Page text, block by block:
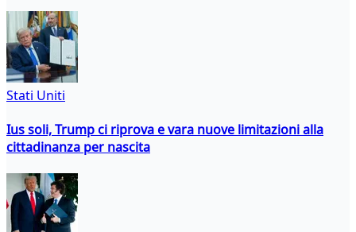
Stati Uniti
Ius soli, Trump ci riprova e vara nuove limitazioni alla
cittadinanza per nascita